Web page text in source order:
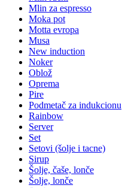
Mlin za espresso
Moka pot
Motta evropa
Musa
New induction
Noker
Oblož
Oprema
Pire
Podmetač za indukcionu
Rainbow
Server
Set
Setovi (šolje i tacne)
Sirup
Šolje, čaše, lonče
Šolje, lonče